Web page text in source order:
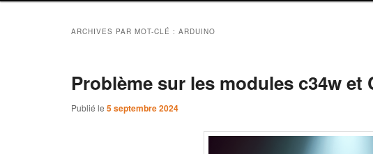
ARCHIVES PAR MOT-CLÉ :ARDUINO
Problème sur les modules c34w et
Publié le5 septembre 2024